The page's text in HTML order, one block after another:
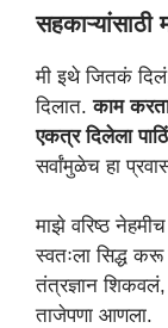
सहकाऱ्यांसाठी
मी इथे जितकं
दिलात.काम
एकत्र दिलेला
सर्वांमुळेच हा
माझे वरिष्ठ
स्वतःला सिद्ध
तंत्रज्ञान शिकवलं,
ताजेपणा आणला.